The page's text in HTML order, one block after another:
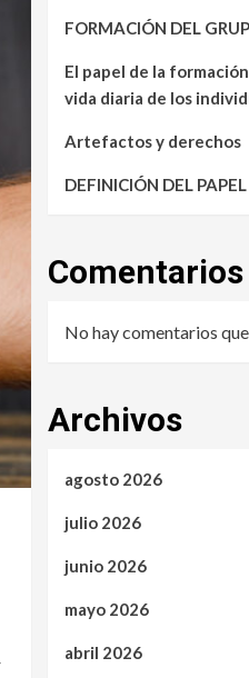
FORMACIÓN DEL
El papel de la
vida diaria de los
Artefactos y derechos
DEFINICIÓN DEL PAPEL
No hay comentarios
Archivos
agosto 2026
julio 2026
junio 2026
mayo 2026
abril 2026